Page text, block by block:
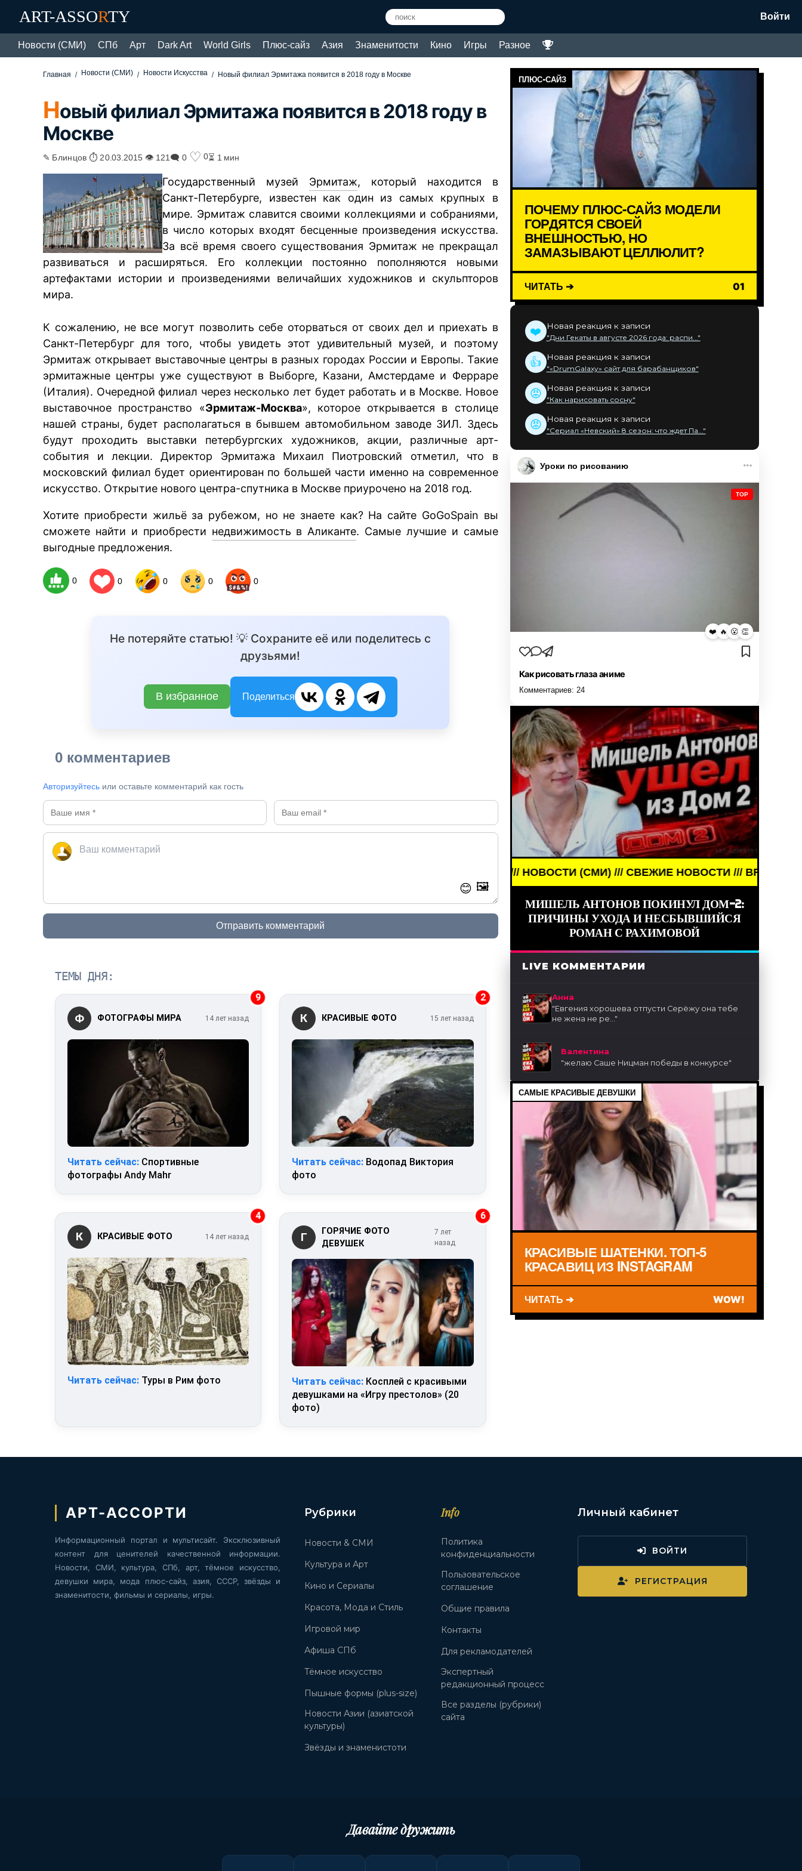
ART-ASSORTY Войти
Новости (СМИ) СПб Арт Dark Art World Girls Плюс-сайз Азия Знаменитости Кино Игры Разное
Главная Новости (СМИ) Новости Искусства Новый филиал Эрмитажа появится в 2018 году в Москве
Новый филиал Эрмитажа появится в 2018 году в
Москве
✎ Блинцов ⏱ 20.03.2015 👁 121 🗨 0 ♡ 0⏳ 1 мин
Государственный музей Эрмитаж, который находится в
Санкт-Петербурге, известен как один из самых крупных в
мире. Эрмитаж славится своими коллекциями и собраниями,
в число которых входят бесценные произведения искусства.
За всё время своего существования Эрмитаж не прекращал
развиваться и расширяться. Его коллекции постоянно пополняются новыми
артефактами истории и произведениями величайших художников и скульпторов
мира.
К сожалению, не все могут позволить себе оторваться от своих дел и приехать в
Санкт-Петербург для того, чтобы увидеть этот удивительный музей, и поэтому
Эрмитаж открывает выставочные центры в разных городах России и Европы. Такие
эрмитажные центры уже существуют в Выборге, Казани, Амстердаме и Ферраре
(Италия). Очередной филиал через несколько лет будет работать и в Москве. Новое
выставочное пространство «Эрмитаж-Москва», которое открывается в столице
нашей страны, будет располагаться в бывшем автомобильном заводе ЗИЛ. Здесь
будут проходить выставки петербургских художников, акции, различные арт-
события и лекции. Директор Эрмитажа Михаил Пиотровский отметил, что в
московский филиал будет ориентирован по большей части именно на современное
искусство. Открытие нового центра-спутника в Москве приурочено на 2018 год.
Хотите приобрести жильё за рубежом, но не знаете как? На сайте GoGoSpain вы
сможете найти и приобрести недвижимость в Аликанте. Самые лучшие и самые
выгодные предложения.
0 0 0 0 0
Не потеряйте статью! 💡 Сохраните её или поделитесь с
друзьями!
В избранное Поделиться
0 комментариев
Авторизуйтесь или оставьте комментарий как гость
😊 🖼️
Отправить комментарий
ТЕМЫ ДНЯ:
9
Ф ФОТОГРАФЫ МИРА 14 лет назад
Читать сейчас: Спортивные
фотографы Andy Mahr
2
К КРАСИВЫЕ ФОТО 15 лет назад
Читать сейчас: Водопад Виктория
фото
4
К КРАСИВЫЕ ФОТО 14 лет назад
Читать сейчас: Туры в Рим фото
6
Г
ГОРЯЧИЕ ФОТО
ДЕВУШЕК
7 лет
назад
Читать сейчас: Косплей с красивыми
девушками на «Игру престолов» (20
фото)
ПЛЮС-САЙЗ
ПОЧЕМУ ПЛЮС-САЙЗ МОДЕЛИ
ГОРДЯТСЯ СВОЕЙ
ВНЕШНОСТЬЮ, НО
ЗАМАЗЫВАЮТ ЦЕЛЛЮЛИТ?
ЧИТАТЬ ➔ 01
❤️ Новая реакция к записи
"Дни Гекаты в августе 2026 года: распи..."
👍 Новая реакция к записи
"«DrumGalaxy» сайт для барабанщиков"
😡 Новая реакция к записи
"Как нарисовать сосну"
😡 Новая реакция к записи
"Сериал «Невский» 8 сезон: что ждет Па..."
Уроки по рисованию
TOP
❤️ 🔥 😮 👏
Как рисовать глаза аниме
Комментариев: 24
BREAKING NEWS /// НОВОСТИ (СМИ) /// СВЕЖИЕ НОВОСТИ /// BREAKING NEWS
МИШЕЛЬ АНТОНОВ ПОКИНУЛ ДОМ-2:
ПРИЧИНЫ УХОДА И НЕСБЫВШИЙСЯ
РОМАН С РАХИМОВОЙ
LIVE КОММЕНТАРИИ
Анна
"Евгения хорошева отпусти Серёжу она тебе
не жена не ре..."
Валентина
"желаю Саше Ницман победы в конкурсе"
САМЫЕ КРАСИВЫЕ ДЕВУШКИ
КРАСИВЫЕ ШАТЕНКИ. ТОП-5
КРАСАВИЦ ИЗ INSTAGRAM
ЧИТАТЬ ➔ WOW!
АРТ-АССОРТИ
Информационный портал и мультисайт. Эксклюзивный
контент для ценителей качественной информации.
Новости, СМИ, культура, СПб, арт, тёмное искусство,
девушки мира, мода плюс-сайз, азия, СССР, звёзды и
знаменитости, фильмы и сериалы, игры.
Рубрики
Новости & СМИ
Культура и Арт
Кино и Сериалы
Красота, Мода и Стиль
Игровой мир
Афиша СПб
Тёмное искусство
Пышные формы (plus-size)
Новости Азии (азиатской
культуры)
Звёзды и знаменистоти
Info
Политика
конфиденциальности
Пользовательское
соглашение
Общие правила
Контакты
Для рекламодателей
Экспертный
редакционный процесс
Все разделы (рубрики)
сайта
Личный кабинет
ВОЙТИ
РЕГИСТРАЦИЯ
Давайте дружить